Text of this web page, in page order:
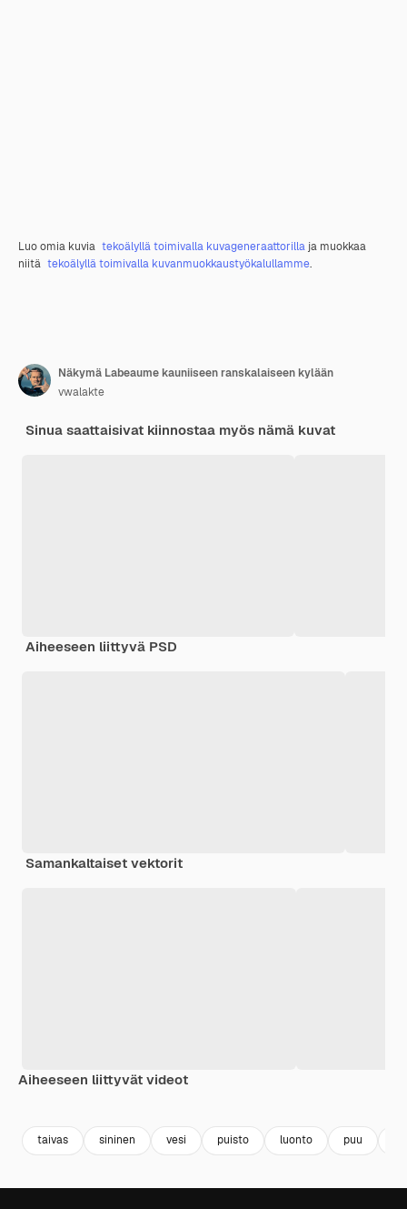
Luo omia kuvia tekoälyllä toimivalla kuvageneraattorilla ja muokkaa
niitä tekoälyllä toimivalla kuvanmuokkaustyökalullamme.
Näkymä Labeaume kauniiseen ranskalaiseen kylään
vwalakte
Sinua saattaisivat kiinnostaa myös nämä kuvat
Aiheeseen liittyvä PSD
Samankaltaiset vektorit
Aiheeseen liittyvät videot
taivas sininen vesi puisto luonto puu